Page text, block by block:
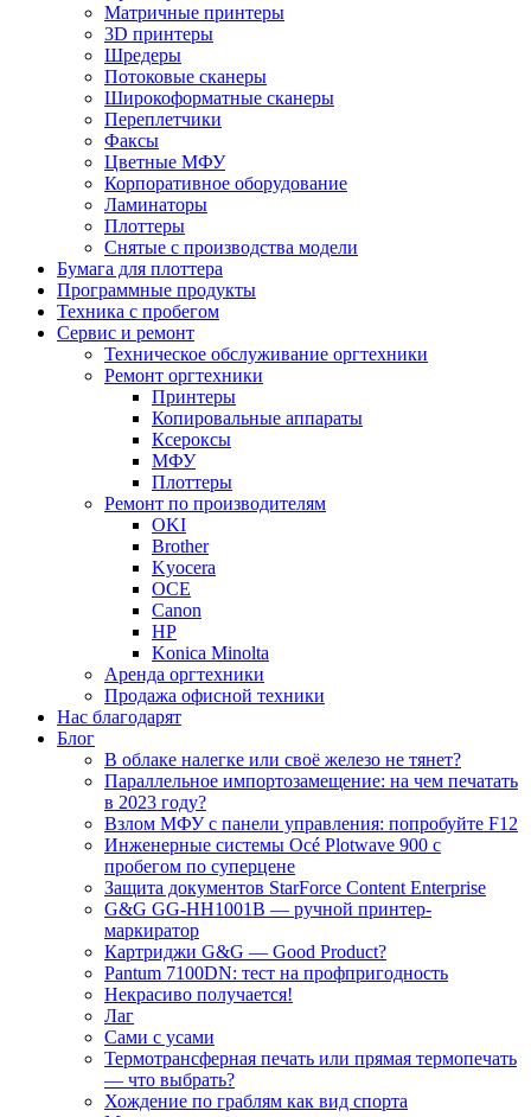
Матричные принтеры
3D принтеры
Шредеры
Потоковые сканеры
Широкоформатные сканеры
Переплетчики
Факсы
Цветные МФУ
Корпоративное оборудование
Ламинаторы
Плоттеры
Снятые с производства модели
Бумага для плоттера
Программные продукты
Техника с пробегом
Сервис и ремонт
Техническое обслуживание оргтехники
Ремонт оргтехники
Принтеры
Копировальные аппараты
Ксероксы
МФУ
Плоттеры
Ремонт по производителям
OKI
Brother
Kyocera
OCE
Canon
HP
Konica Minolta
Аренда оргтехники
Продажа офисной техники
Нас благодарят
Блог
В облаке налегке или своё железо не тянет?
Параллельное импортозамещение: на чем печатать
в 2023 году?
Взлом МФУ с панели управления: попробуйте F12
Инженерные системы Océ Plotwave 900 с
пробегом по суперцене
Защита документов StarForce Content Enterprise
G&G GG-HH1001B — ручной принтер-
маркиратор
Картриджи G&G — Good Product?
Pantum 7100DN: тест на профпригодность
Некрасиво получается!
Лаг
Сами с усами
Термотрансферная печать или прямая термопечать
— что выбрать?
Хождение по граблям как вид спорта